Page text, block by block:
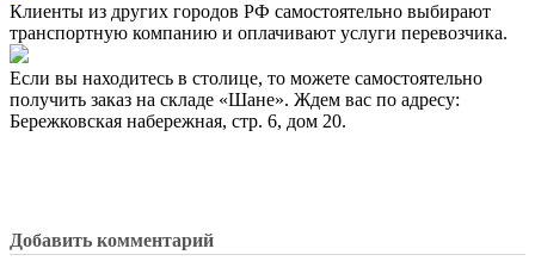
Клиенты из других городов РФ самостоятельно выбирают
транспортную компанию и оплачивают услуги перевозчика.
Если вы находитесь в столице, то можете самостоятельно
получить заказ на складе «Шане». Ждем вас по адресу:
Бережковская набережная, стр. 6, дом 20.
Добавить комментарий